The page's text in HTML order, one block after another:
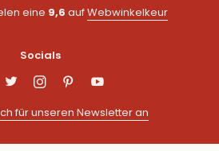
eine 9,6 aufWebwinkelkeur
Socials
für unseren Newsletter an